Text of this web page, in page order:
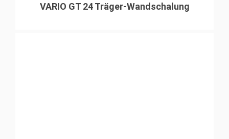
VARIO GT 24 Träger-Wandschalung